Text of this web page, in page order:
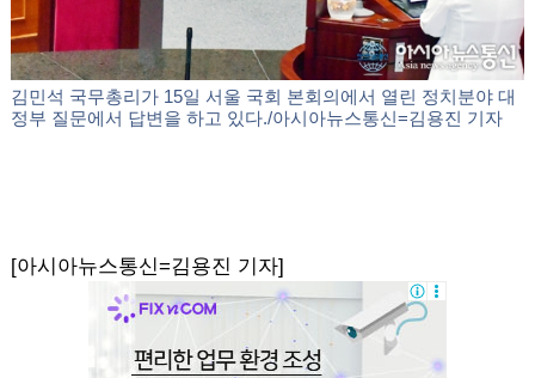
김민석 국무총리가 15일 서울 국회 본회의에서 열린 정치분야 대
정부 질문에서 답변을 하고 있다./아시아뉴스통신=김용진 기자
[아시아뉴스통신=김용진 기자]